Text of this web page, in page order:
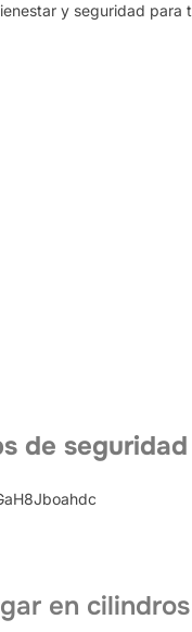
y seguridad para
de seguridad
en cilindros